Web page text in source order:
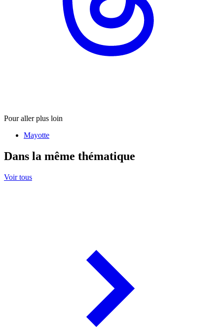
Pour aller plus loin
Mayotte
Dans la même thématique
Voir tous